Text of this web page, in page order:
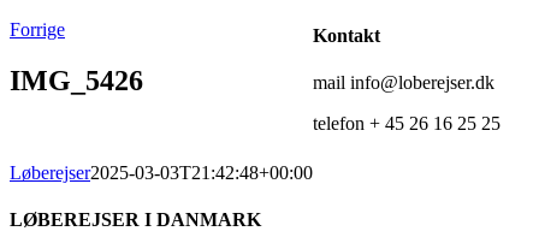
Forrige
IMG_5426
Løberejser2025-03-03T21:42:48+00:00
LØBEREJSER I DANMARK
Kontakt
mail info@loberejser.dk
telefon + 45 26 16 25 25